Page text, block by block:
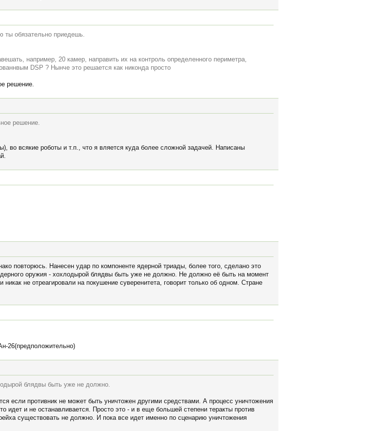
ты обязательно приедешь.
например, 20 камер, направить их на контроль определенного периметра,
DSP ? Нынче это решается как никонда просто
решение.
решение.
во всякие роботы и т.п., что я вляется куда более сложной задачей. Написаны
повторюсь. Нанесен удар по компоненте ядерной триады, более того, сделано это
оружия - хохлодырой блядвы быть уже не должно. Не должно её быть на момент
не отреагировали на покушение суверенитета, говорит только об одном. Стране
26(предположительно)
блядвы быть уже не должно.
если противник не может быть уничтожен другими средствами. А процесс уничтожения
и не останавливается. Просто это - и в еще большей степени теракты против
существовать не должно. И пока все идет именно по сценарию уничтожения